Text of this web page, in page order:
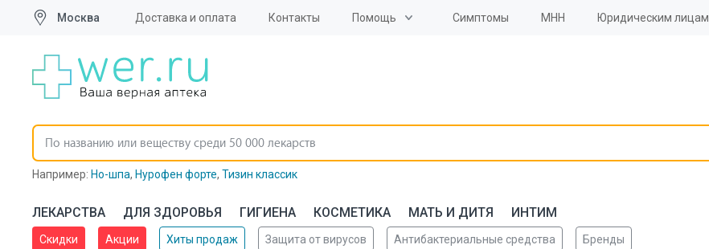
Москва Доставка и оплата Контакты Помощь Симптомы МНН Юридическим лицам
Например: Но-шпа, Нурофен форте, Тизин классик
ЛЕКАРСТВА ДЛЯ ЗДОРОВЬЯ ГИГИЕНА КОСМЕТИКА МАТЬ И ДИТЯ ИНТИМ
Скидки Акции Хиты продаж Защита от вирусов Антибактериальные средства Бренды